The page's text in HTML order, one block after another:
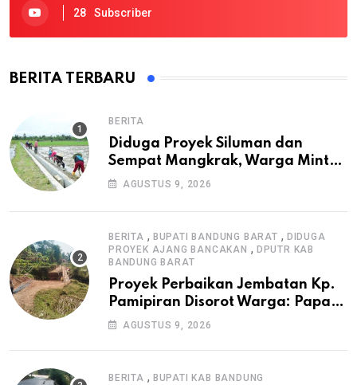
28 Subscriber
BERITA TERBARU
BERITA
Diduga Proyek Siluman dan
Sempat Mangkrak, Warga Minta
APH Usut Tuntas Pembangunan
AGUSTUS 9, 2026
BERITA , BUPATI BANDUNG BARAT , DIDUGA
PROYEK AJANG BANCAKAN , DPUTR KAB
BANDUNG BARAT
Proyek Perbaikan Jembatan Kp.
Pamipiran Disorot Warga: Papan
Informasi Tak Cantumkan PPK,
AGUSTUS 9, 2026
BERITA , BUPATI KAB BANDUNG